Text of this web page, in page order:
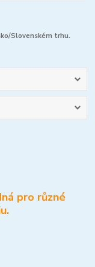
Slovenském trhu.
pro různé